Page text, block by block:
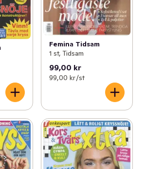
Femina Tidsam
1 st, Tidsam
99,00 kr
99,00 kr /st